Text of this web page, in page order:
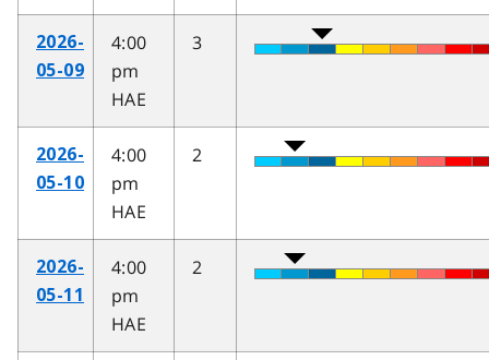
2026-
05-09
4:00
pm
HAE
3
2026-
05-10
4:00
pm
HAE
2
2026-
05-11
4:00
pm
HAE
2